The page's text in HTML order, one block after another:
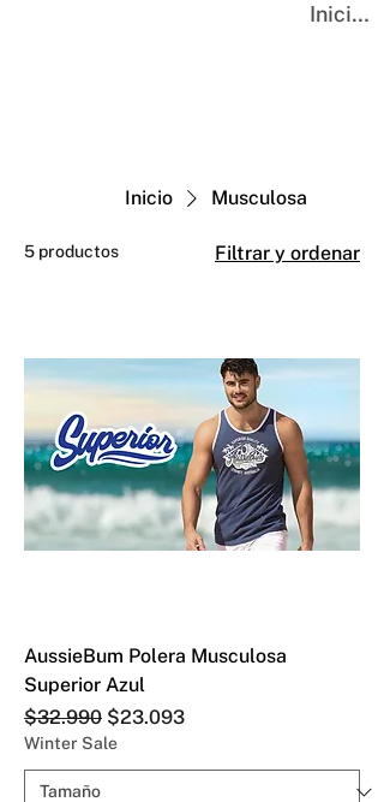
Iniciar
Inicio Musculosa
5 productos Filtrar y ordenar
AussieBum Polera Musculosa
Superior Azul
Precio
$32.990 Precio de oferta
$23.093
Winter Sale